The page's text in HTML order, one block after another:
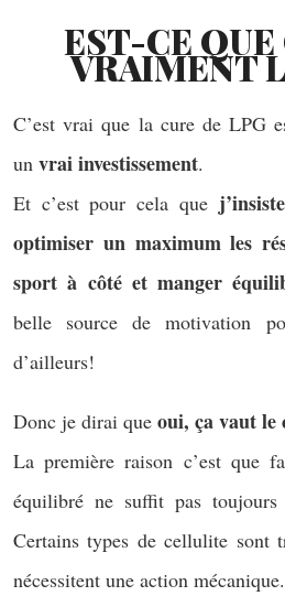
EST-CE QUE
VRAIMENT
C’est vrai que la cure de LPG
un vrai investissement.
Et c’est pour cela que
optimiser un maximum les
sport à côté et manger
belle source de motivation
d’ailleurs!
Donc je dirai que oui, ça vaut le
La première raison c’est que
équilibré ne suffit pas
Certains types de cellulite sont
nécessitent une action mécanique.